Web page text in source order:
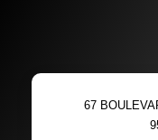
67